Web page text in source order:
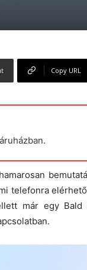
Copy URL
telefonra
már egy Bald